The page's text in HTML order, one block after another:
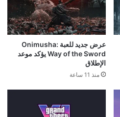
عرض جديد للعبة Onimusha:
Way of the Sword يؤكد موعد
الإطلاق
منذ 11 ساعة